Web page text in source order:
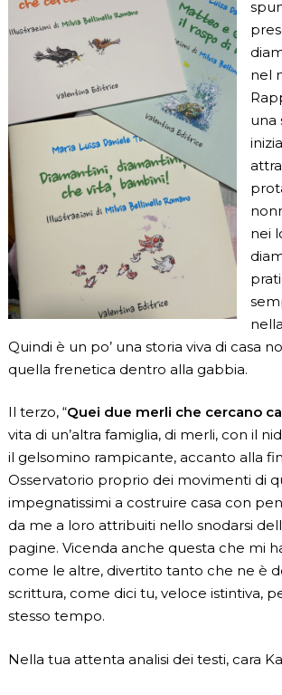
nel
una
nei
Quindi è un po’ una storia viva di casa
quella frenetica dentro alla gabbia.
Il terzo, “Quei due merli che cercano
vita di un’altra famiglia, di merli, con il
il gelsomino rampicante, accanto alla
Osservatorio proprio dei movimenti di
impegnatissimi a costruire casa con
da me a loro attribuiti nello snodarsi
pagine. Vicenda anche questa che mi
come le altre, divertito tanto che ne è
scrittura, come dici tu, veloce istintiva,
stesso tempo.
Nella tua attenta analisi dei testi, cara